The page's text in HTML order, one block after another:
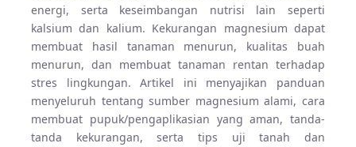
energi, serta keseimbangan nutrisi lain seperti
kalsium dan kalium. Kekurangan magnesium dapat
membuat hasil tanaman menurun, kualitas buah
menurun, dan membuat tanaman rentan terhadap
stres lingkungan. Artikel ini menyajikan panduan
menyeluruh tentang sumber magnesium alami, cara
membuat pupuk/pengaplikasian yang aman, tanda-
tanda kekurangan, serta tips uji tanah dan